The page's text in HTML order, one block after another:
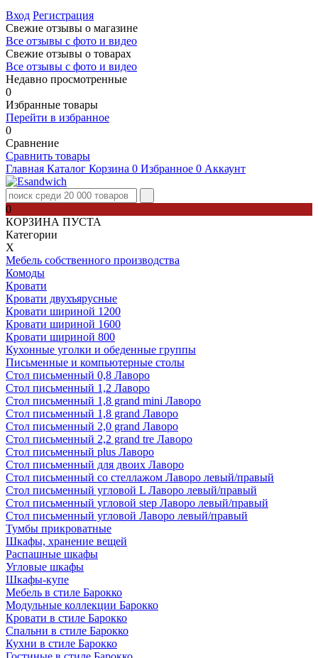
Вход Регистрация
Свежие отзывы о магазине
Все отзывы с фото и видео
Свежие отзывы о товарах
Все отзывы c фото и видео
Недавно просмотренные
0
Избранные товары
Перейти в избранное
0
Сравнение
Сравнить товары
Главная Каталог Корзина 0 Избранное 0 Аккаунт
0
КОРЗИНА ПУСТА
Категории
Х
Мебель собственного производства
Комоды
Кровати
Кровати двухъярусные
Кровати шириной 1200
Кровати шириной 1600
Кровати шириной 800
Кухонные уголки и обеденные группы
Письменные и компьютерные столы
Стол письменный 0,8 Лаворо
Стол письменный 1,2 Лаворо
Стол письменный 1,8 grand mini Лаворо
Стол письменный 1,8 grand Лаворо
Стол письменный 2,0 grand Лаворо
Стол письменный 2,2 grand tre Лаворо
Стол письменный plus Лаворо
Стол письменный для двоих Лаворо
Стол письменный со стеллажом Лаворо левый/правый
Стол письменный угловой L Лаворо левый/правый
Стол письменный угловой step Лаворо левый/правый
Стол письменный угловой Лаворо левый/правый
Тумбы прикроватные
Шкафы, хранение вещей
Распашные шкафы
Угловые шкафы
Шкафы-купе
Мебель в стиле Барокко
Модульные коллекции Барокко
Кровати в стиле Барокко
Спальни в стиле Барокко
Кухни в стиле Барокко